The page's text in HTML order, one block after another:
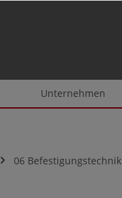
Unternehmen
06 Befestigungstechnik